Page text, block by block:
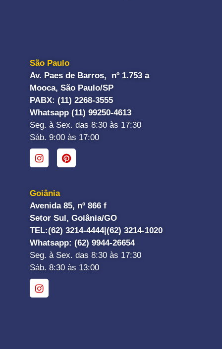
São Paulo
Av. Paes de Barros, nº 1.753 a
Mooca, São Paulo/SP
PABX: (11) 2268-3555
Whatsapp (11) 99250-4613
Seg. à Sex. das 8:30 às 17:30
Sáb. 9:00 às 17:00
Goiânia
Avenida 85, nº 866 f
Setor Sul, Goiânia/GO
TEL:(62) 3214-4444|(62) 3214-1020
Whatsapp: (62) 9944-26654
Seg. à Sex. das 8:30 às 17:30
Sáb. 8:30 às 13:00